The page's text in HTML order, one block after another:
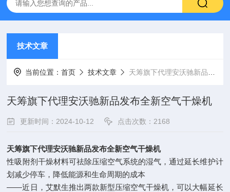
技术文章
当前位置：首页 技术文章 天筹旗下代理安沃驰新品发布全新空气干燥机
天筹旗下代理安沃驰新品发布全新空气干燥机
更新时间：2024-10-12 点击次数：2168
天筹旗下代理安沃驰新品发布全新空气干燥机
性吸附剂干燥材料可祛除压缩空气系统的湿气，通过延长维护计
划减少停车，降低能源和生命周期的成本
——近日，艾默生推出两款新型压缩空气干燥机，可以大幅延长